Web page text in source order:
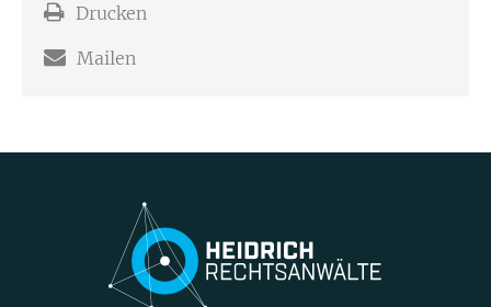
Drucken
Mailen